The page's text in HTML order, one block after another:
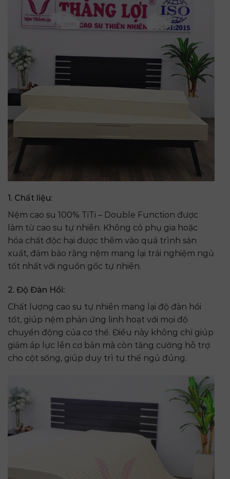
1. Chất liệu:
Nệm cao su 100% TiTi – Double Function được
làm từ cao su tự nhiên. Không có phụ gia hoặc
hóa chất độc hại được thêm vào quá trình sản
xuất, đảm bảo rằng nệm mang lại trải nghiệm ngủ
tốt nhất với nguồn gốc tự nhiên.
2. Độ Đàn Hồi:
Chất lượng cao su tự nhiên mang lại độ đàn hồi
tốt, giúp nệm phản ứng linh hoạt với mọi độ
chuyển động của cơ thể. Điều này không chỉ giúp
giảm áp lực lên cơ bản mà còn tăng cường hỗ trợ
cho cột sống, giúp duy trì tư thế ngủ đúng.